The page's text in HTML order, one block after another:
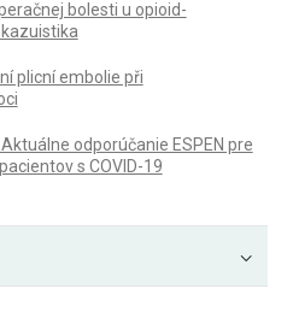
bolesti u opioid-
plicní embolie při
Aktuálne odporúčanie ESPEN pre
s COVID-19